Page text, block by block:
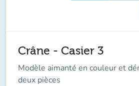
Crâne - Casier 3
Modèle aimanté en couleur et
deux pièces